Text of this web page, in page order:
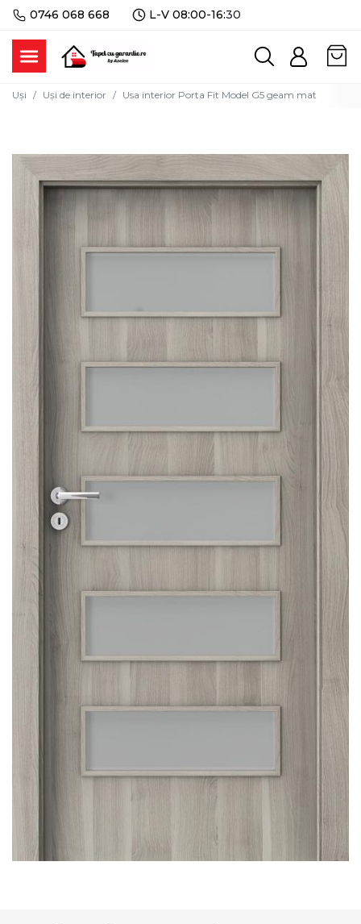
0746 068 668 L-V 08:00-16:30
Uși Uși de interior Usa interior Porta Fit Model G5 geam mat